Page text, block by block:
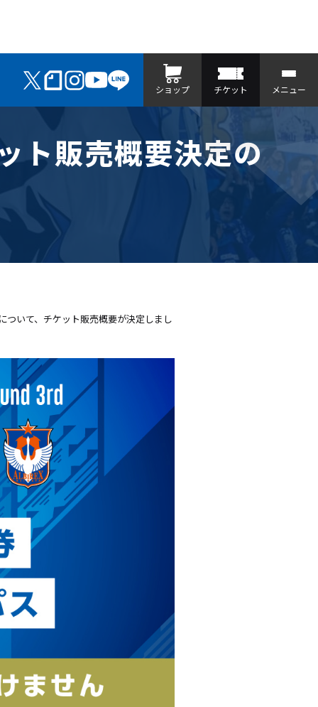
ショップ チケット メニュー
ト販売概要決定の
ついて、チケット販売概要が決定しまし